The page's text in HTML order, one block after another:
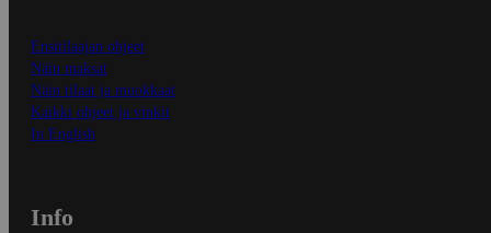
Ensitilaajan ohjeet
Näin maksat
Näin tilaat ja muokkaat
Kaikki ohjeet ja vinkit
In English
Info